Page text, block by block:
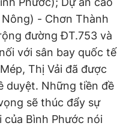
- Chơn Thành
đường ĐT.753 và
với sân bay quốc tế
Thị Vải đã được
duyệt. Những tiền đề
sẽ thúc đẩy sự
Bình Phước nói